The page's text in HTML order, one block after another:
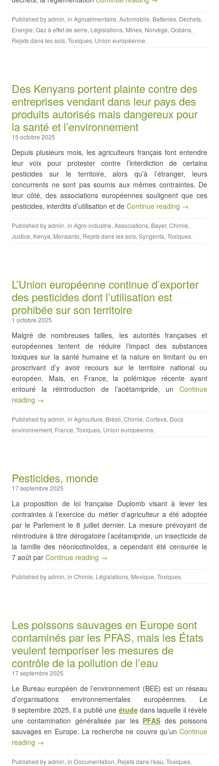
Published byadmin, in Agroalimentaire, Automobile, Batteries, Déchets,
Energie, Gaz à effet de serre, Législations, Mines, Norvège, Océans,
Rejets dans les sols, Toxiques, Union européenne.
Des Kenyans portent plainte contre des
entreprises vendant dans leur pays des
produits autorisés mais dangereux pour
la santé et l’environnement
15 octobre 2025
Depuis plusieurs mois, les agriculteurs français font entendre
leur voix pour protester contre l’interdiction de certains
pesticides sur le territoire, alors qu’à l’étranger, leurs
concurrents ne sont pas soumis aux mêmes contraintes. De
leur côté, des associations européennes soulignent que ces
pesticides, interdits d’utilisation et de Continue reading →
Published byadmin, in Agro-industrie, Associations, Bayer, Chimie,
Justice, Kenya, Monsanto, Rejets dans les sols, Syngenta, Toxiques.
L’Union européenne continue d’exporter
des pesticides dont l’utilisation est
prohibée sur son territoire
1 octobre 2025
Malgré de nombreuses failles, les autorités françaises et
européennes tentent de réduire l’impact des substances
toxiques sur la santé humaine et la nature en limitant ou en
proscrivant d’y avoir recours sur le territoire national ou
européen. Mais, en France, la polémique récente ayant
entouré la réintroduction de l’acétamipride, un Continue
reading →
Published byadmin, in Agriculture, Brésil, Chimie, Corteva, Docs
environnement, France, Toxiques, Union européenne.
Pesticides, monde
17 septembre 2025
La proposition de loi française Duplomb visant à lever les
contraintes à l’exercice du métier d’agriculteur a été adoptée
par le Parlement le 8 juillet dernier. La mesure prévoyant de
réintroduire à titre dérogatoire l’acétamipride, un insecticide de
la famille des néonicotinoïdes, a cependant été censurée le
7 août par Continue reading →
Published byadmin, in Chimie, Législations, Mexique, Toxiques.
Les poissons sauvages en Europe sont
contaminés par les PFAS, mais les États
veulent temporiser les mesures de
contrôle de la pollution de l’eau
17 septembre 2025
Le Bureau européen de l’environnement (BEE) est un réseau
d’organisations environnementales européennes. Le
9 septembre 2025, il a publié une étudedans laquelle il révèle
une contamination généralisée par les PFAS des poissons
sauvages en Europe. La recherche ne couvre qu’un Continue
reading →
Published byadmin, in Documentation, Rejets dans l'eau, Toxiques,